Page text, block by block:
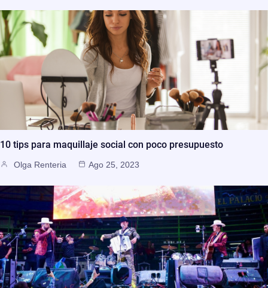
10 tips para maquillaje social con poco presupuesto
Olga Renteria Ago 25, 2023